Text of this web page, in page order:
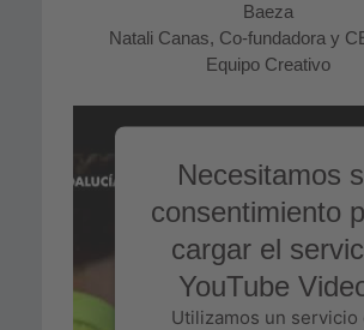
Baeza
Natali Canas, Co-fundadora y
Equipo Creativo
Necesitamos
consentimiento
cargar el
YouTube
Utilizamos un servicio